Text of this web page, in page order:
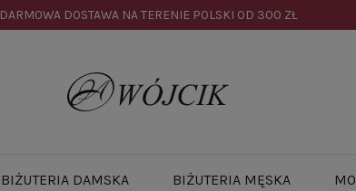
DARMOWA DOSTAWA NA TERENIE POLSKI OD 300 ZŁ
BIŻUTERIA DAMSKA BIŻUTERIA MĘSKA